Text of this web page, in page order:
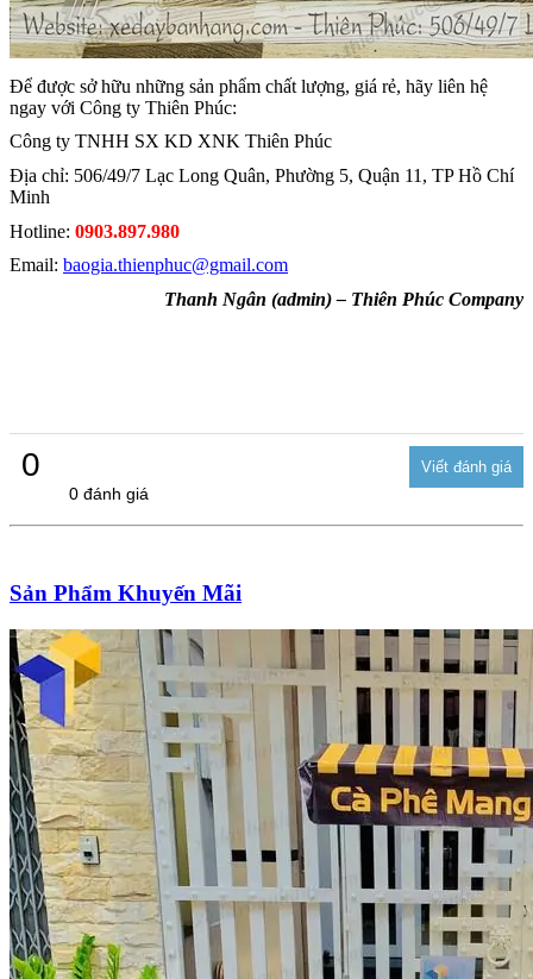
Để được sở hữu những sản phẩm chất lượng, giá rẻ, hãy liên hệ
ngay với Công ty Thiên Phúc:
Công ty TNHH SX KD XNK Thiên Phúc
Địa chỉ: 506/49/7 Lạc Long Quân, Phường 5, Quận 11, TP Hồ Chí
Minh
Hotline: 0903.897.980
Email: baogia.thienphuc@gmail.com
Thanh Ngân (admin) – Thiên Phúc Company
0
0 đánh giá
Sản Phẩm Khuyến Mãi